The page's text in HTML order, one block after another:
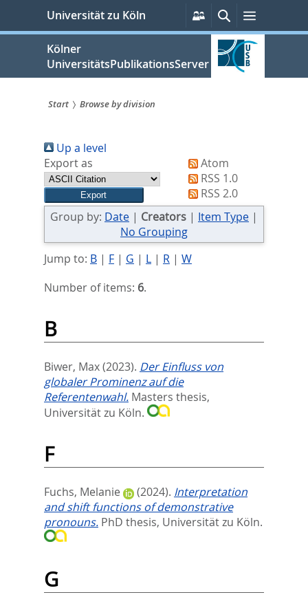
springen
Universität zu Köln
Persönliche
Services
SucheMenü
Kölner
UniversitätsPublikationsServer
sind
hier:
Start Browse by division
Up a level
Export as
Atom
RSS 1.0
RSS 2.0
Group by: Date | Creators | Item Type |
No Grouping
Jump to: B| F| G | L| R| W
Number of items: 6.
B
Biwer, Max(2023). Der Einfluss von
globaler Prominenz auf die
Referentenwahl. Masters thesis,
Universität zu Köln.
F
Fuchs, Melanie (2024). Interpretation
and shift functions of demonstrative
pronouns. PhD thesis, Universität zu Köln.
G